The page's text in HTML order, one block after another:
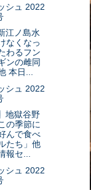
シュ 2022
江ノ島水
なくなっ
わるフン
ンの雌同
本日...
シュ 2022
地獄谷野
の季節に
んで食べ
たち」他
報セ...
シュ 2022